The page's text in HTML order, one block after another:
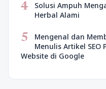
4
Solusi Ampuh
Herbal Alami
5
Mengenal dan
Menulis Artikel
Website di Google